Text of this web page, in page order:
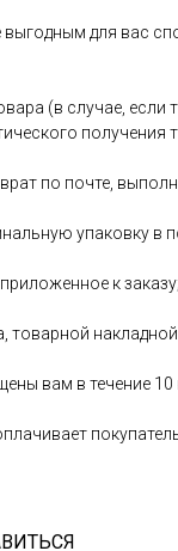
для вас
(в случае, если
получения
по почте,
упаковку
к заказу;
товарной
вам в течение